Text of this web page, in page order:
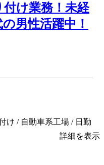
け業務！未経
男性活躍中！
け / 自動車系工場 / 日勤
詳細を表示